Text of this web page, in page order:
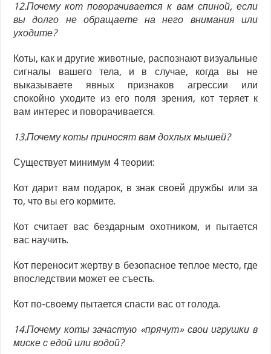
12.Почему кот поворачивается к вам спиной, если
вы долго не обращаете на него внимания или
уходите?
Коты, как и другие животные, распознают визуальные
сигналы вашего тела, и в случае, когда вы не
выказываете явных признаков агрессии или
спокойно уходите из его поля зрения, кот теряет к
вам интерес и поворачивается.
13.Почему коты приносят вам дохлых мышей?
Существует минимум 4 теории:
Кот дарит вам подарок, в знак своей дружбы или за
то, что вы его кормите.
Кот считает вас бездарным охотником, и пытается
вас научить.
Кот переносит жертву в безопасное теплое место, где
впоследствии может ее съесть.
Кот по-своему пытается спасти вас от голода.
14.Почему коты зачастую «прячут» свои игрушки в
миске с едой или водой?